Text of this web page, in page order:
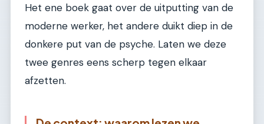
Het ene boek gaat over de uitputting van de
moderne werker, het andere duikt diep in de
donkere put van de psyche. Laten we deze
twee genres eens scherp tegen elkaar
afzetten.